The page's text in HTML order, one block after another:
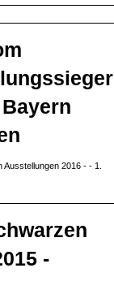
2016 - - 1.
-